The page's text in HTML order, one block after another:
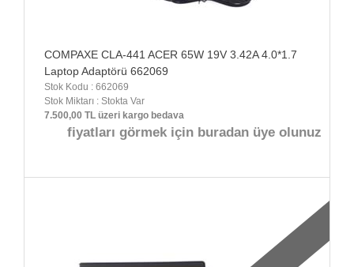
COMPAXE CLA-441 ACER 65W 19V 3.42A 4.0*1.7
Laptop Adaptörü 662069
Stok Kodu : 662069
Stok Miktarı : Stokta Var
7.500,00 TL üzeri kargo bedava
fiyatları görmek için buradan üye olunuz